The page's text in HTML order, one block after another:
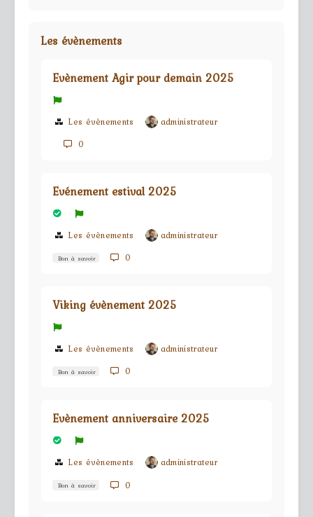
Les évènements
Evènement Agir pour demain 2025
Les évènements
administrateur
0
Evénement estival 2025
Les évènements administrateur
Bon à savoir 0
Viking évènement 2025
Les évènements administrateur
Bon à savoir 0
Evènement anniversaire 2025
Les évènements administrateur
Bon à savoir 0